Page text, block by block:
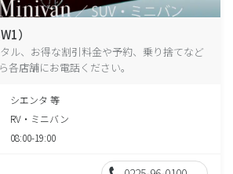
）
ル、お得な割引料金や予約、乗り捨てなど
各店舗にお電話ください。
シエンタ 等
RV・ミニバン
08:00-19:00